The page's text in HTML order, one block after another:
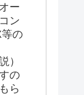
ー
ン
の
）
の
ら